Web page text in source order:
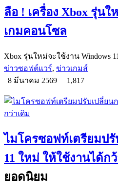
ลือ ! เครื่อง Xbox รุ่นใ
เกมคอนโซล
Xbox รุ่นใหม่จะใช้งาน
ข่าวซอฟต์แวร์, ข่าวเกมส์
8 มีนาคม 2569
1,817
ไมโครซอฟท์เตรียมปรั
11 ใหม่ ให้ใช้งานได้ก
ยอดนิยม